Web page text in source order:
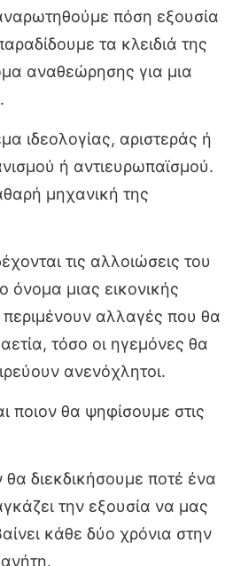
πόση εξουσία
τα κλειδιά της
αναθεώρησης για μια
ιδεολογίας, αριστεράς ή
ή αντιευρωπαϊσμού.
μηχανική της
τις αλλοιώσεις του
όνομα μιας εικονικής
περιμένουν αλλαγές που θα
τόσο οι ηγεμόνες θα
ανενόχλητοι.
ποιον θα ψηφίσουμε στις
διεκδικήσουμε ποτέ ένα
την εξουσία να μας
κάθε δύο χρόνια στην